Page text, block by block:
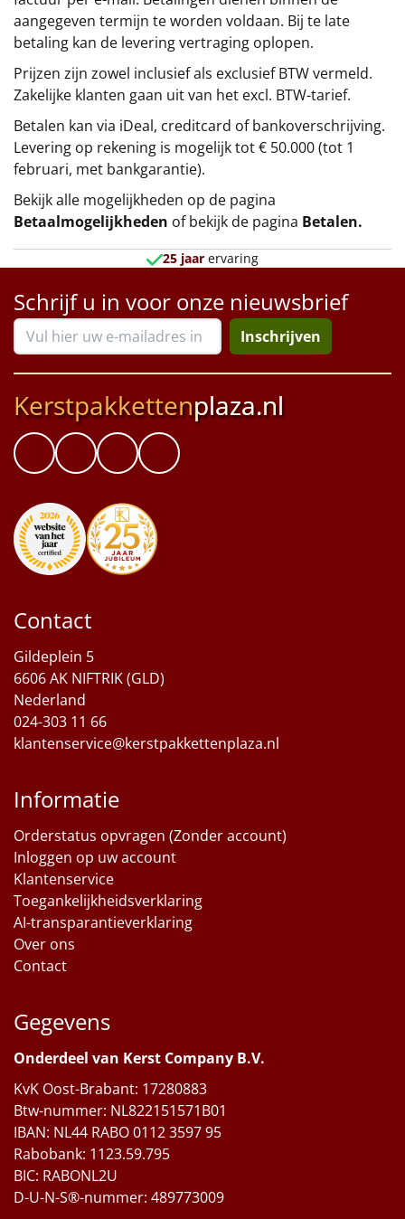
aangegeven termijn te worden voldaan. Bij te late
betaling kan de levering vertraging oplopen.
Prijzen zijn zowel inclusief als exclusief BTW vermeld.
Zakelijke klanten gaan uit van het excl. BTW-tarief.
Betalen kan via iDeal, creditcard of bankoverschrijving.
Levering op rekening is mogelijk tot € 50.000 (tot 1
februari, met bankgarantie).
Bekijk alle mogelijkheden op de pagina
Betaalmogelijkheden of bekijk de pagina Betalen.
25 jaar ervaring
Schrijf u in voor onze nieuwsbrief
Inschrijven
Kerstpakkettenplaza.nl
Contact
Gildeplein 5
6606 AK NIFTRIK (GLD)
Nederland
024-303 11 66
klantenservice@kerstpakkettenplaza.nl
Informatie
Orderstatus opvragen (Zonder account)
Inloggen op uw account
Klantenservice
Toegankelijkheidsverklaring
AI-transparantieverklaring
Over ons
Contact
Gegevens
Onderdeel van Kerst Company B.V.
KvK Oost-Brabant: 17280883
Btw-nummer: NL822151571B01
IBAN: NL44 RABO 0112 3597 95
Rabobank: 1123.59.795
BIC: RABONL2U
D-U-N-S®-nummer: 489773009